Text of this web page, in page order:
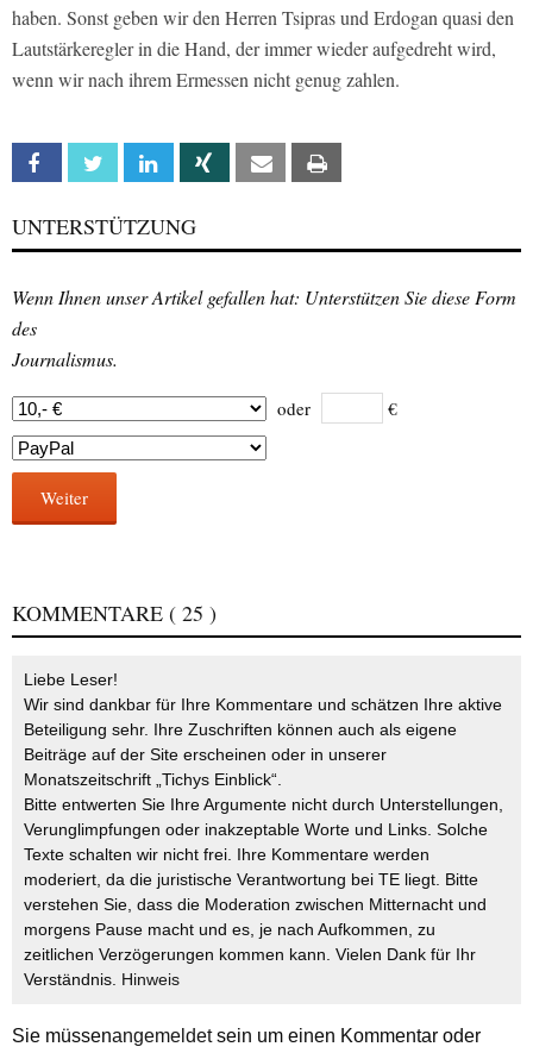
haben. Sonst geben wir den Herren Tsipras und Erdogan quasi den
Lautstärkeregler in die Hand, der immer wieder aufgedreht wird,
wenn wir nach ihrem Ermessen nicht genug zahlen.
Facebook Twitter Linkedin Xing Email
UNTERSTÜTZUNG
Wenn Ihnen unser Artikel gefallen hat: Unterstützen Sie diese Form
des
Journalismus.
oder €
Weiter
KOMMENTARE ( 25 )
Liebe Leser!
Wir sind dankbar für Ihre Kommentare und schätzen Ihre aktive
Beteiligung sehr. Ihre Zuschriften können auch als eigene
Beiträge auf der Site erscheinen oder in unserer
Monatszeitschrift „Tichys Einblick“.
Bitte entwerten Sie Ihre Argumente nicht durch Unterstellungen,
Verunglimpfungen oder inakzeptable Worte und Links. Solche
Texte schalten wir nicht frei. Ihre Kommentare werden
moderiert, da die juristische Verantwortung bei TE liegt. Bitte
verstehen Sie, dass die Moderation zwischen Mitternacht und
morgens Pause macht und es, je nach Aufkommen, zu
zeitlichen Verzögerungen kommen kann. Vielen Dank für Ihr
Verständnis. Hinweis
Sie müssenangemeldetsein um einen Kommentar oder